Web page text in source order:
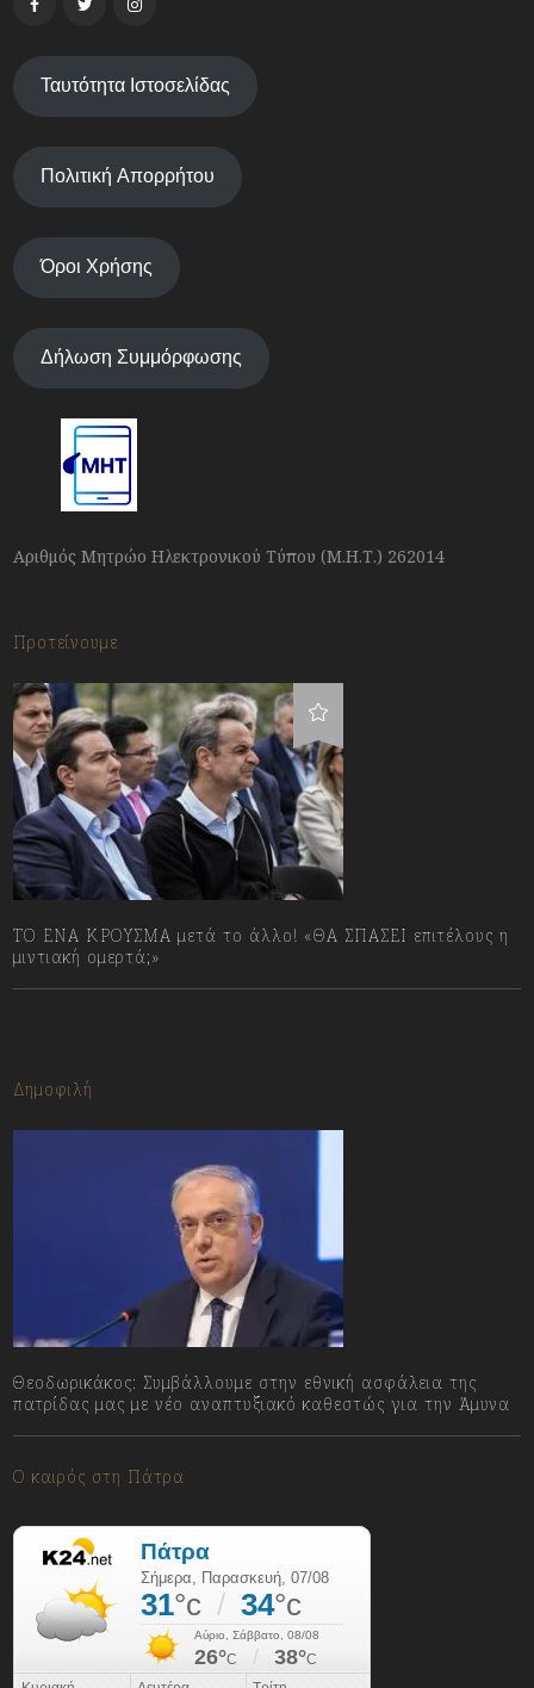
Ταυτότητα Ιστοσελίδας
Πολιτική Απορρήτου
Όροι Χρήσης
Δήλωση Συμμόρφωσης
Αριθμός Μητρώο Ηλεκτρονικού Τύπου (Μ.Η.Τ.) 262014
Προτείνουμε
ΤΟ ΕΝΑ ΚΡΟΥΣΜΑ μετά το άλλο! «ΘΑ ΣΠΑΣΕΙ επιτέλους η
μιντιακή ομερτά;»
Δημοφιλή
Θεοδωρικάκος: Συμβάλλουμε στην εθνική ασφάλεια της
πατρίδας μας με νέο αναπτυξιακό καθεστώς για την Άμυνα
Ο καιρός στη Πάτρα